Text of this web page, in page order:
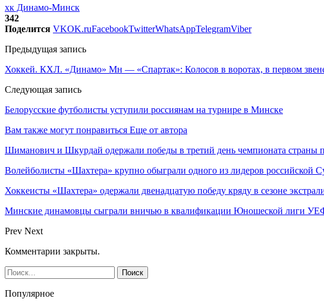
хк Динамо-Минск
342
Поделится VKOK.ruFacebookTwitterWhatsAppTelegramViber
Предыдущая запись
Хоккей. КХЛ. «Динамо» Мн — «Спартак»: Колосов в воротах, в первом
Следующая запись
Белорусские футболисты уступили россиянам на турнире в Минске
Вам также могут понравиться Еще от автора
Шиманович и Шкурдай одержали победы в третий день чемпионата страны
Волейболисты «Шахтера» крупно обыграли одного из лидеров российской
Хоккеисты «Шахтера» одержали двенадцатую победу кряду в сезоне
Минские динамовцы сыграли вничью в квалификации Юношеской лиги
Prev Next
Комментарии закрыты.
Популярное